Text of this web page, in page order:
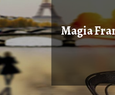
Magia